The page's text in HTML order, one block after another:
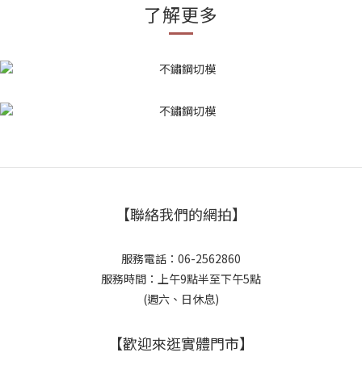
了解更多
【聯絡我們的網拍】
服務電話：06-2562860
服務時間：上午9點半至下午5點
(週六、日休息)
【歡迎來逛實體門市】